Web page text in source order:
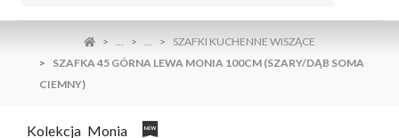
... ...
SZAFKI KUCHENNE WISZĄCE
SZAFKA 45 GÓRNA LEWA MONIA 100CM (SZARY/DĄB SOMA
CIEMNY)
Kolekcja Monia